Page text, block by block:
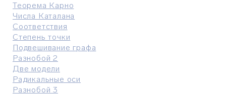
Теорема Карно
Числа Каталана
Соответствия
Степень точки
Подвешивание графа
Разнобой 2
Две модели
Радикальные оси
Разнобой 3